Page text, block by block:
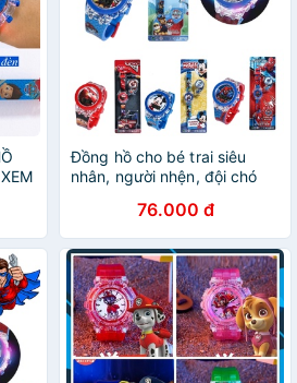
Đồng hồ cho bé trai siêu
nhân, người nhện, đội chó
76.000 đ